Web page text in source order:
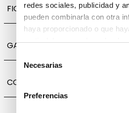
redes sociales, publicidad y
pueden combinarla con otra
haya proporcionado o que
partir del uso que haya
de
consentimiento
Necesarias
Preferencias
FICHA TÉCNICA
GARANTÍA, CAMBIOS Y
COMPARTIR